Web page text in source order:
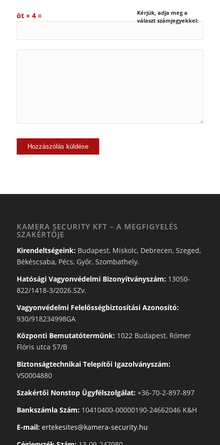
Kérjük, adja meg a
választ számjegyekkel:
öt × 4 =
KAMERA SECURITY KFT – A MEGFIGYELÉS
SZAKÉRTŐJE
Kirendeltségeink:Budapest, Miskolc, Debrecen, Szeged,
Békéscsaba, Pécs, Győr, Szombathely.
Hatósági Vagyonvédelmi Bizonyítványszám:13050-
822/1418-3/2026.SZv.
Vagyonvédelmi Felelősségbiztosítási Azonosító:
930/918234998GA
Központi Bemutatótermünk:1022 Budapest, Rómer
Flóris utca 57/B
Biztonságtechnikai Telepítői Igazolványszám:
VS0004880
Szakértői Nonstop Ügyfélszolgálat:+36-70-2-897-897
Bankszámla Szám:10410400-00000190-24662046 K&H
E-mail: ertekesites@kamera-security.hu